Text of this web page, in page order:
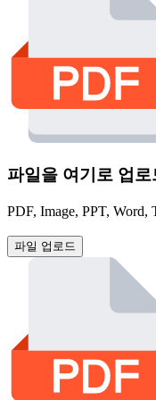
파일을 여기로 업
PDF, Image, PPT,
파일 업로드